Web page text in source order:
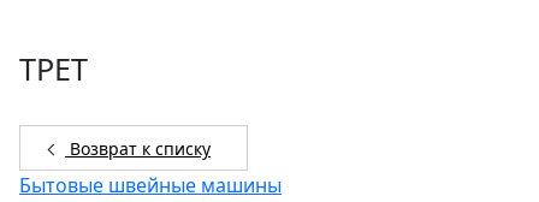
TPET
Возврат к списку
Бытовые швейные машины